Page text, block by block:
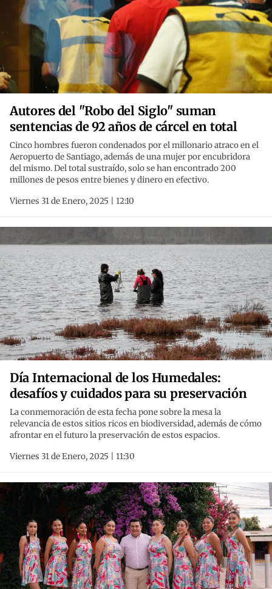
Autores del "Robo del Siglo" suman
sentencias de 92 años de cárcel en total
Cinco hombres fueron condenados por el millonario atraco en el
Aeropuerto de Santiago, además de una mujer por encubridora
del mismo. Del total sustraído, solo se han encontrado 200
millones de pesos entre bienes y dinero en efectivo.
Viernes 31 de Enero, 2025 | 12:10
Día Internacional de los Humedales:
desafíos y cuidados para su preservación
La conmemoración de esta fecha pone sobre la mesa la
relevancia de estos sitios ricos en biodiversidad, además de cómo
afrontar en el futuro la preservación de estos espacios.
Viernes 31 de Enero, 2025 | 11:30